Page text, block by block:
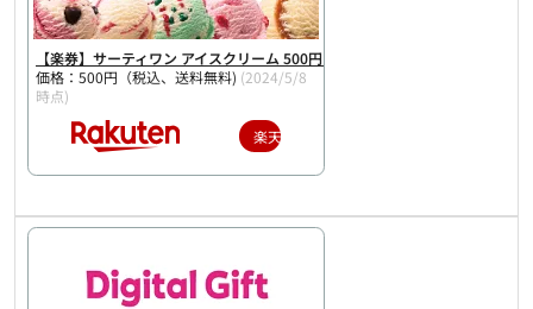
【楽券】サーティワン アイスクリーム 500円 デジタルギフト 1枚
価格：500円（税込、送料無料) (2024/5/8
時点)
楽天で購入